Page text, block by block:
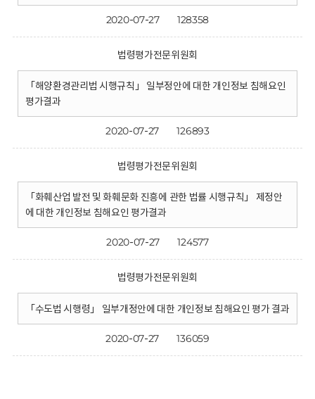
2020-07-27 128358
법령평가전문위원회
「해양환경관리법 시행규칙」 일부정안에 대한 개인정보 침해요인
평가결과
2020-07-27 126893
법령평가전문위원회
「화훼산업 발전 및 화훼문화 진흥에 관한 법률 시행규칙」 제정안
에 대한 개인정보 침해요인 평가결과
2020-07-27 124577
법령평가전문위원회
「수도법 시행령」 일부개정안에 대한 개인정보 침해요인 평가 결과
2020-07-27 136059